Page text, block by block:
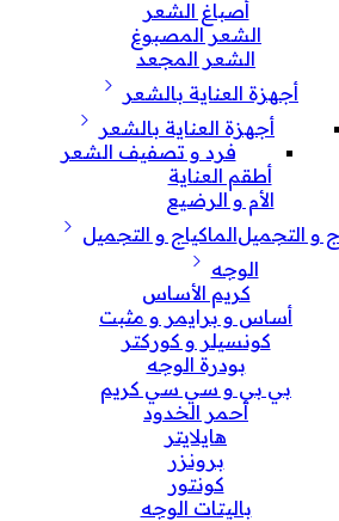
أصباغ الشعر
الشعر المصبوغ
الشعر المجعد
أجهزة العناية بالشعر
أجهزة العناية بالشعر
فرد و تصفيف الشعر
أطقم العناية
الأم و الرضيع
الماكياج و التجميل
الوجه
كريم الأساس
أساس و برايمر و مثبت
كونسيلر و كوركتر
بودرة الوجه
بي بي و سي سي كريم
أحمر الخدود
هايلايتر
برونزر
كونتور
باليتات الوجه